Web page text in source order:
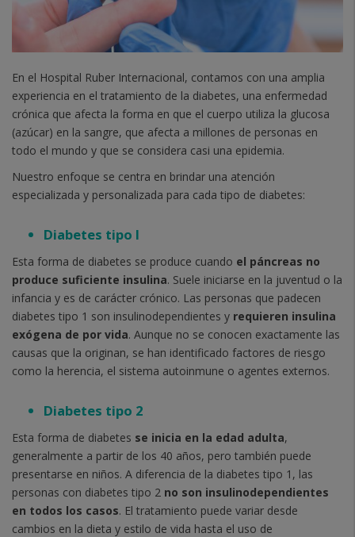
En el Hospital Ruber Internacional, contamos con una amplia
experiencia en el tratamiento de la diabetes, una enfermedad
crónica que afecta la forma en que el cuerpo utiliza la glucosa
(azúcar) en la sangre, que afecta a millones de personas en
todo el mundo y que se considera casi una epidemia.
Nuestro enfoque se centra en brindar una atención
especializada y personalizada para cada tipo de diabetes:
Diabetes tipo I
Esta forma de diabetes se produce cuando el páncreas no
produce suficiente insulina. Suele iniciarse en la juventud o la
infancia y es de carácter crónico. Las personas que padecen
diabetes tipo 1 son insulinodependientes y requieren insulina
exógena de por vida. Aunque no se conocen exactamente las
causas que la originan, se han identificado factores de riesgo
como la herencia, el sistema autoinmune o agentes externos.
Diabetes tipo 2
Esta forma de diabetes se inicia en la edad adulta,
generalmente a partir de los 40 años, pero también puede
presentarse en niños. A diferencia de la diabetes tipo 1, las
personas con diabetes tipo 2 no son insulinodependientes
en todos los casos. El tratamiento puede variar desde
cambios en la dieta y estilo de vida hasta el uso de